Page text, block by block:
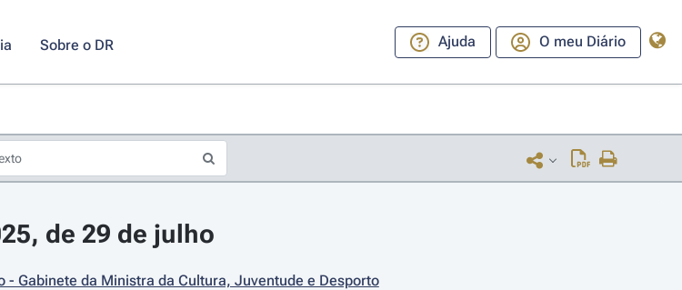
Sobre o DR Ajuda O meu Diário
de 29 de julho
- Gabinete da Ministra da Cultura, Juventude e Desporto